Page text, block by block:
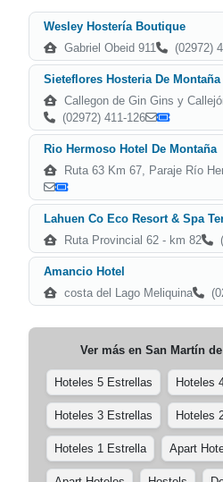
Wesley Hostería Boutique
Gabriel Obeid 911
(02972)
Sieteflores Hosteria De Montaña
Callegon de Gin Gins y
(02972) 411-126
Rio Hermoso Hotel De Montaña
Ruta 63 Km 67, Paraje Río
Lahuen Co Eco Resort & Spa
Ruta Provincial 62 - km 82
Amancio Hotel
costa del Lago Meliquina
Ver más en San Martín
Hoteles 5 Estrellas Hoteles
Hoteles 3 Estrellas Hoteles
Hoteles 1 Estrella Apart